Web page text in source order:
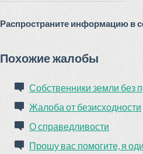
Распространите информацию в
Похожие жалобы
Собственники земли без
Жалоба от безисходности
О справедливости
Прошу вас помогите, я